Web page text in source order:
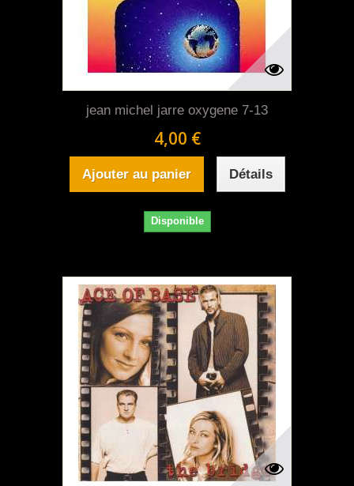
jean michel jarre oxygene 7-13
4,00 €
Ajouter au panier Détails
Disponible